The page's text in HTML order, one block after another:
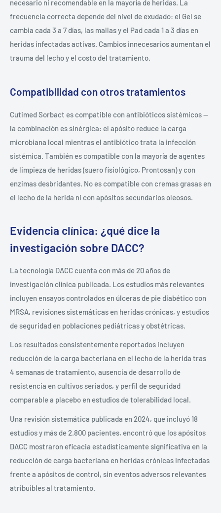
necesario ni recomendable en la mayoría de heridas. La
frecuencia correcta depende del nivel de exudado: el Gel se
cambia cada 3 a 7 días, las mallas y el Pad cada 1 a 3 días en
heridas infectadas activas. Cambios innecesarios aumentan el
trauma del lecho y el costo del tratamiento.
Compatibilidad con otros tratamientos
Cutimed Sorbact es compatible con antibióticos sistémicos —
la combinación es sinérgica: el apósito reduce la carga
microbiana local mientras el antibiótico trata la infección
sistémica. También es compatible con la mayoría de agentes
de limpieza de heridas (suero fisiológico, Prontosan) y con
enzimas desbridantes. No es compatible con cremas grasas en
el lecho de la herida ni con apósitos secundarios oleosos.
Evidencia clínica: ¿qué dice la
investigación sobre DACC?
La tecnología DACC cuenta con más de 20 años de
investigación clínica publicada. Los estudios más relevantes
incluyen ensayos controlados en úlceras de pie diabético con
MRSA, revisiones sistemáticas en heridas crónicas, y estudios
de seguridad en poblaciones pediátricas y obstétricas.
Los resultados consistentemente reportados incluyen
reducción de la carga bacteriana en el lecho de la herida tras
4 semanas de tratamiento, ausencia de desarrollo de
resistencia en cultivos seriados, y perfil de seguridad
comparable a placebo en estudios de tolerabilidad local.
Una revisión sistemática publicada en 2024, que incluyó 18
estudios y más de 2.800 pacientes, encontró que los apósitos
DACC mostraron eficacia estadísticamente significativa en la
reducción de carga bacteriana en heridas crónicas infectadas
frente a apósitos de control, sin eventos adversos relevantes
atribuibles al tratamiento.